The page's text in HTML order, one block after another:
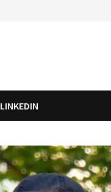
LINKEDIN